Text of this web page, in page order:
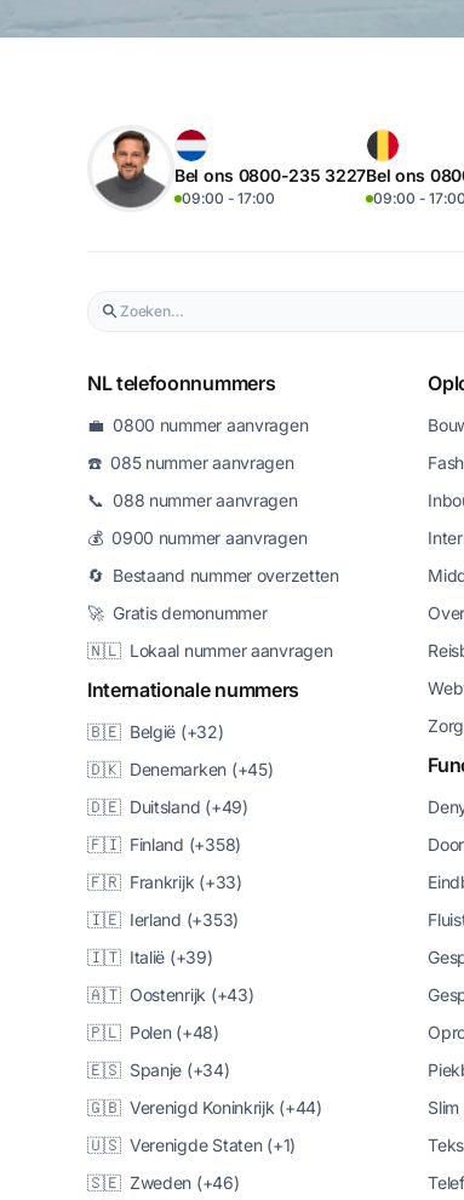
Bel ons 0800-235 3227
09:00 - 17:00
Bel ons
09:00 - 17:00
NL telefoonnummers
💼 0800 nummer aanvragen
☎️ 085 nummer aanvragen
📞 088 nummer aanvragen
💰 0900 nummer aanvragen
🔄 Bestaand nummer overzetten
🚀 Gratis demonummer
🇳🇱 Lokaal nummer aanvragen
Internationale nummers
🇧🇪 België (+32)
🇩🇰 Denemarken (+45)
🇩🇪 Duitsland (+49)
🇫🇮 Finland (+358)
🇫🇷 Frankrijk (+33)
🇮🇪 Ierland (+353)
🇮🇹 Italië (+39)
🇦🇹 Oostenrijk (+43)
🇵🇱 Polen (+48)
🇪🇸 Spanje (+34)
🇬🇧 Verenigd Koninkrijk (+44)
🇺🇸 Verenigde Staten (+1)
🇸🇪 Zweden (+46)